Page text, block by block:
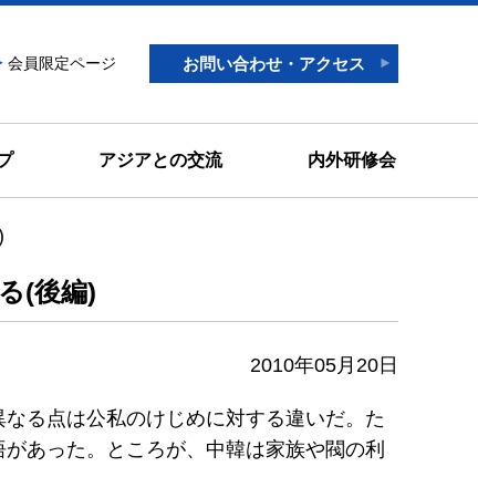
会員限定ページ お問い合わせ・アクセス
アジアとの交流 内外研修会
(後編)
2010年05月20日
る点は公私のけじめに対する違いだ。た
あった。ところが、中韓は家族や閥の利